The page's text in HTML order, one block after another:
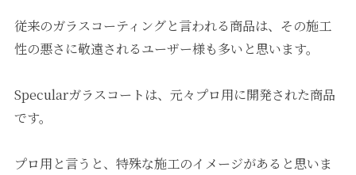
従来のガラスコーティングと言われる商品は、その施工
性の悪さに敬遠されるユーザー様も多いと思います。
Specularガラスコートは、元々プロ用に開発された商品
です。
プロ用と言うと、特殊な施工のイメージがあると思いま